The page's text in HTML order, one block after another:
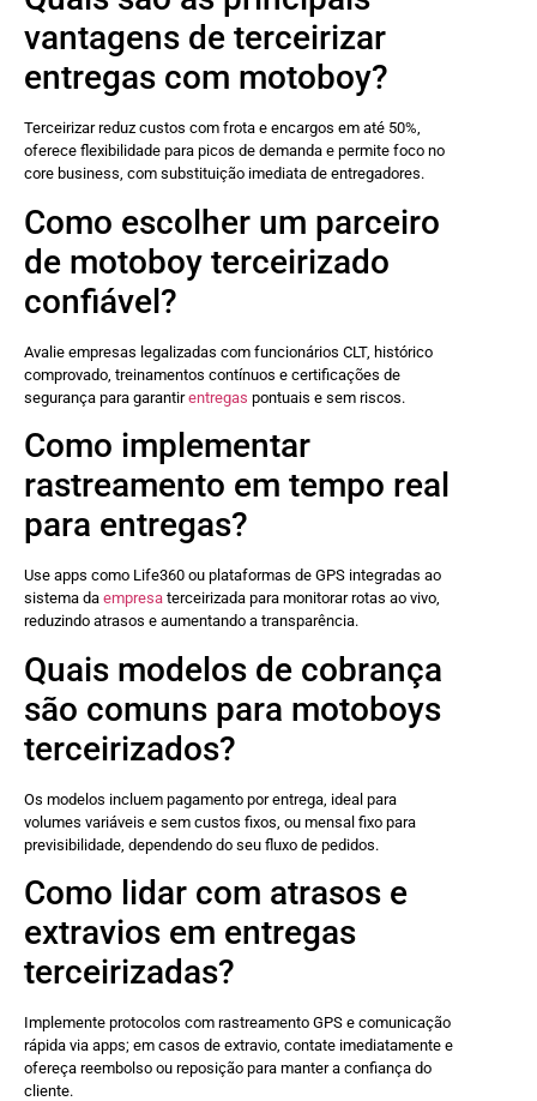
vantagens de terceirizar
entregas com motoboy?
Terceirizar reduz custos com frota e encargos em até 50%,
oferece flexibilidade para picos de demanda e permite foco no
core business, com substituição imediata de entregadores.
Como escolher um parceiro
de motoboy terceirizado
confiável?
Avalie empresas legalizadas com funcionários CLT, histórico
comprovado, treinamentos contínuos e certificações de
segurança para garantirentregas pontuais e sem riscos.
Como implementar
rastreamento em tempo real
para entregas?
Use apps como Life360 ou plataformas de GPS integradas ao
sistema da empresa terceirizada para monitorar rotas ao vivo,
reduzindo atrasos e aumentando a transparência.
Quais modelos de cobrança
são comuns para motoboys
terceirizados?
Os modelos incluem pagamento por entrega, ideal para
volumes variáveis e sem custos fixos, ou mensal fixo para
previsibilidade, dependendo do seu fluxo de pedidos.
Como lidar com atrasos e
extravios em entregas
terceirizadas?
Implemente protocolos com rastreamento GPS e comunicação
rápida via apps; em casos de extravio, contate imediatamente e
ofereça reembolso ou reposição para manter a confiança do
cliente.